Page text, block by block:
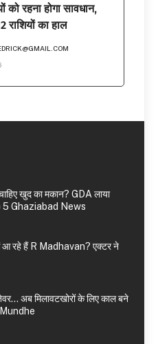
को रहना होगा सावधान,
राशियों का हाल
खुद का मकान? GDA लाया
5 Ghaziabad News
में आ रहे हैं R Madhavan? एक्टर ने
अब मिलावटखोरों के लिए काल बने